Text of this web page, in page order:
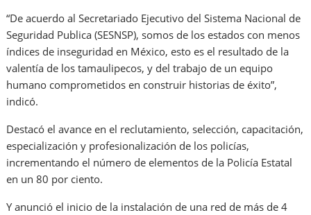
“De acuerdo al Secretariado Ejecutivo del Sistema Nacional de
Seguridad Publica (SESNSP), somos de los estados con menos
índices de inseguridad en México, esto es el resultado de la
valentía de los tamaulipecos, y del trabajo de un equipo
humano comprometidos en construir historias de éxito”,
indicó.
Destacó el avance en el reclutamiento, selección, capacitación,
especialización y profesionalización de los policías,
incrementando el número de elementos de la Policía Estatal
en un 80 por ciento.
Y anunció el inicio de la instalación de una red de más de 4